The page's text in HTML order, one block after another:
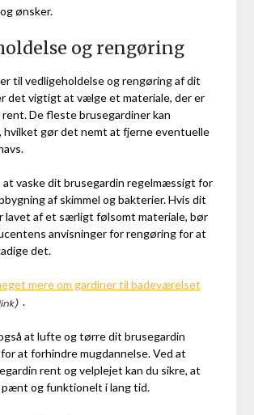
ønsker.
og rengøring
til vedligeholdelse og rengøring af dit
det vigtigt at vælge et materiale, der er
De fleste brusegardiner kan
hvilket gør det nemt at fjerne eventuelle
at vaske dit brusegardin regelmæssigt for
af skimmel og bakterier. Hvis dit
lavet af et særligt følsomt materiale, bør
anvisninger for rengøring for at
det.
mere om gardiner til badeværelset
.
at lufte og tørre dit brusegardin
at forhindre mugdannelse. Ved at
rent og velplejet kan du sikre, at
og funktionelt i lang tid.